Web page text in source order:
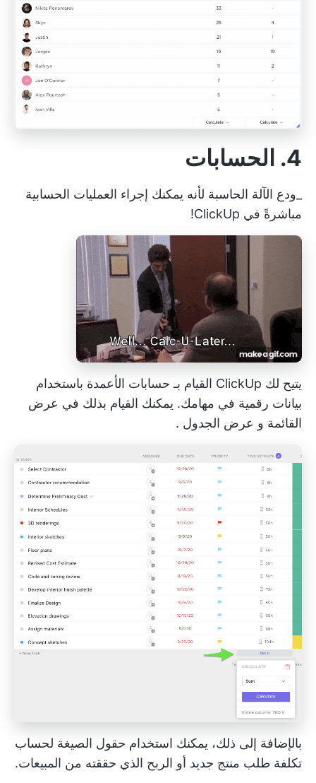
4. الحسابات
_ودع الآلة الحاسبة لأنه يمكنك إجراء العمليات الحسابية
مباشرةً في ClickUp!
يتيح لك ClickUp القيام بـ حسابات الأعمدة باستخدام
بيانات رقمية في مهامك. يمكنك القيام بذلك في عرض
القائمة و عرض الجدول .
بالإضافة إلى ذلك، يمكنك استخدام حقول الصيغة لحساب
تكلفة طلب منتج جديد أو الربح الذي حققته من المبيعات.